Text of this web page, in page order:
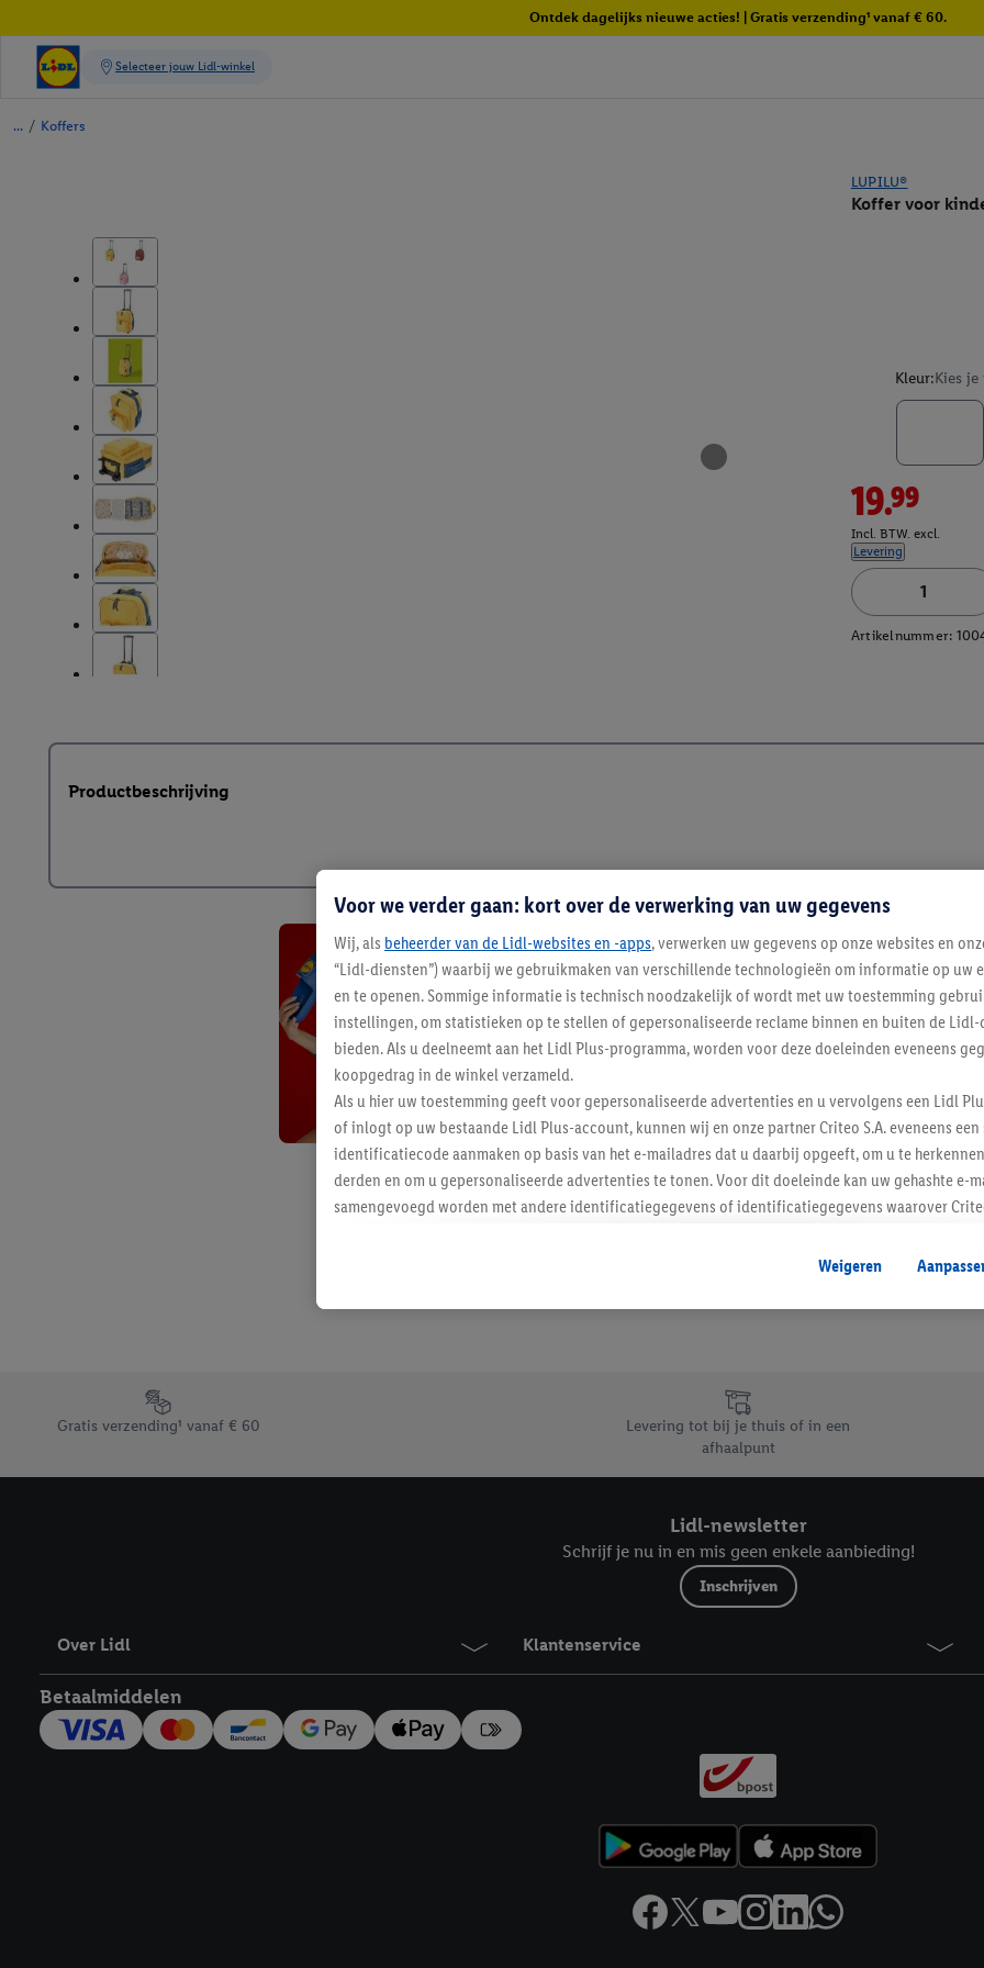
Ontdek dagelijks nieuwe acties! | Gratis verzending¹ vanaf € 60.
/ Koffers
LUPILU®
Koffer voor
Kleur:Kies
19.99
Incl. BTW. excl.
Levering
Artikelnummer:
Productbeschrijving
Blijf op de
Schrijf je in op de
Footerelement met de verschillende USPs van Lidl.be
Gratis verzending¹ vanaf € 60
Levering tot bij je thuis of in een
afhaalpunt
Lidl-newsletter
Schrijf je nu in en mis geen enkele aanbieding!
Inschrijven
Over Lidl Klantenservice
Betaalmiddelen
Voor we verder gaan: kort over de verwerking van uw gegevens
Wij, als beheerder van de Lidl-websites en -apps, verwerken uw gegevens op onze websites en
“Lidl-diensten”) waarbij we gebruikmaken van verschillende technologieën om informatie op uw
en te openen. Sommige informatie is technisch noodzakelijk of wordt met uw toestemming
instellingen, om statistieken op te stellen of gepersonaliseerde reclame binnen en buiten de Lidl-
bieden. Als u deelneemt aan het Lidl Plus-programma, worden voor deze doeleinden eveneens
koopgedrag in de winkel verzameld.
Als u hier uw toestemming geeft voor gepersonaliseerde advertenties en u vervolgens een Lidl
of inlogt op uw bestaande Lidl Plus-account, kunnen wij en onze partner Criteo S.A. eveneens
identificatiecode aanmaken op basis van het e-mailadres dat u daarbij opgeeft, om u te
derden en om u gepersonaliseerde advertenties te tonen. Voor dit doeleinde kan uw gehashte e-
samengevoegd worden met andere identificatiegegevens of identificatiegegevens waarover
Als u hiermee akkoord gaat, kunnen advertenties in het kader van retargeting, d.w.z. advertenties
u interesse hebt getoond (bijvoorbeeld door het product in de webshop aan uw winkelmandje
niet te kopen), ook op verschillende apparaten en verschillende Lidl-diensten worden
Onder “Aanpassen” kunt u individuele doeleinden toestaan en meer informatie vinden over de
Door op “weigeren” te klikken, kunt u alleen het gebruik van de noodzakelijke technologieën
“aanvaarden” te klikken, stemt u in met alle verwerkingen voor alle bovengenoemde doeleinden.
Weigeren